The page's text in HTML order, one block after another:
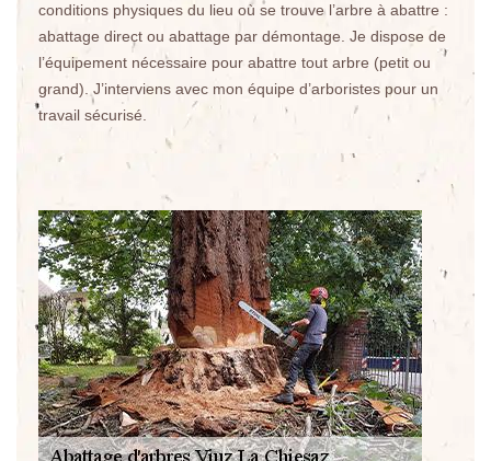
conditions physiques du lieu où se trouve l’arbre à abattre :
abattage direct ou abattage par démontage. Je dispose de
l’équipement nécessaire pour abattre tout arbre (petit ou
grand). J’interviens avec mon équipe d’arboristes pour un
travail sécurisé.